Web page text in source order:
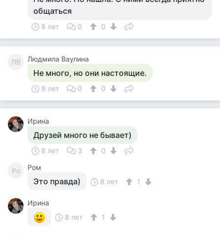
общаться
8 лет 0 0
ЛВ Людмила Ваулина
Не много, но они настоящие.
8 лет 0 0
Ирина
Друзей много не бывает)
8 лет 3 0
Ро Ром
Это правда) 8 лет 1
Ирина
8 лет
1